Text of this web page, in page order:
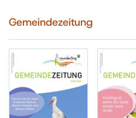
Gemeindezeitung